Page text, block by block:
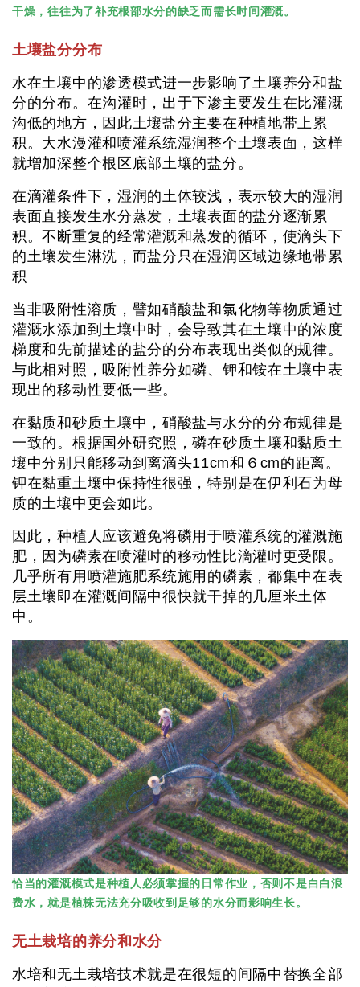
干燥，往往为了补充根部水分的缺乏而需长时间灌溉。
土壤盐分分布
水在土壤中的渗透模式进一步影响了土壤养分和盐
分的分布。在沟灌时，出于下渗主要发生在比灌溉
沟低的地方，因此土壤盐分主要在种植地带上累
积。大水漫灌和喷灌系统湿润整个土壤表面，这样
就增加深整个根区底部土壤的盐分。
在滴灌条件下，湿润的土体较浅，表示较大的湿润
表面直接发生水分蒸发，土壤表面的盐分逐渐累
积。不断重复的经常灌溉和蒸发的循环，使滴头下
的土壤发生淋洗，而盐分只在湿润区域边缘地带累
积
当非吸附性溶质，譬如硝酸盐和氯化物等物质通过
灌溉水添加到土壤中时，会导致其在土壤中的浓度
梯度和先前描述的盐分的分布表现出类似的规律。
与此相对照，吸附性养分如磷、钾和铵在土壤中表
现出的移动性要低一些。
在黏质和砂质土壤中，硝酸盐与水分的分布规律是
一致的。根据国外研究照，磷在砂质土壤和黏质土
壤中分别只能移动到离滴头11cm和６cm的距离。
钾在黏重土壤中保持性很强，特别是在伊利石为母
质的土壤中更会如此。
因此，种植人应该避免将磷用于喷灌系统的灌溉施
肥，因为磷素在喷灌时的移动性比滴灌时更受限。
几乎所有用喷灌施肥系统施用的磷素，都集中在表
层土壤即在灌溉间隔中很快就干掉的几厘米土体
中。
恰当的灌溉模式是种植人必须掌握的日常作业，否则不是白白浪
费水，就是植株无法充分吸收到足够的水分而影响生长。
无土栽培的养分和水分
水培和无土栽培技术就是在很短的间隔中替换全部